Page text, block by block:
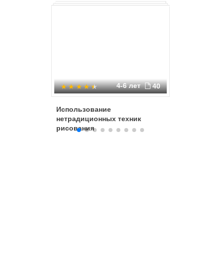
4-6 лет 40
Использование
нетрадиционных техник
рисования